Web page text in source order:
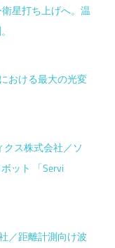
衛星打ち上げへ。温
おける最大の光変
クス株式会社／ソ
ット 「Servi
／距離計測向け波